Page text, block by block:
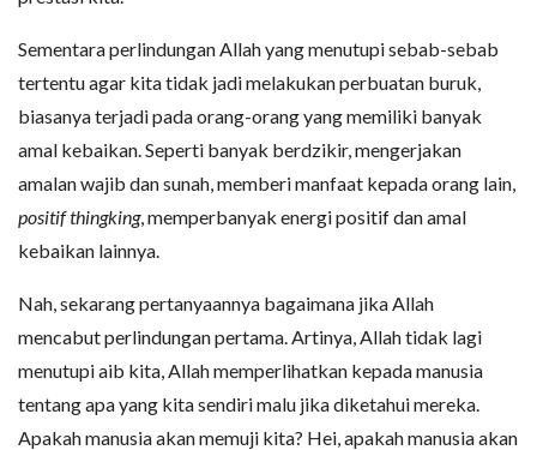
Sementara perlindungan Allah yang menutupi sebab-sebab
tertentu agar kita tidak jadi melakukan perbuatan buruk,
biasanya terjadi pada orang-orang yang memiliki banyak
amal kebaikan. Seperti banyak berdzikir, mengerjakan
amalan wajib dan sunah, memberi manfaat kepada orang lain,
positif thingking, memperbanyak energi positif dan amal
kebaikan lainnya.
Nah, sekarang pertanyaannya bagaimana jika Allah
mencabut perlindungan pertama. Artinya, Allah tidak lagi
menutupi aib kita, Allah memperlihatkan kepada manusia
tentang apa yang kita sendiri malu jika diketahui mereka.
Apakah manusia akan memuji kita? Hei, apakah manusia akan